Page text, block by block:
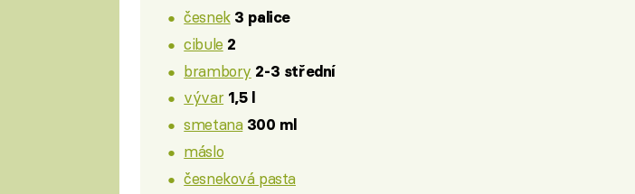
česnek 3 palice
cibule 2
brambory 2-3 střední
vývar 1,5 l
smetana 300 ml
máslo
česneková pasta